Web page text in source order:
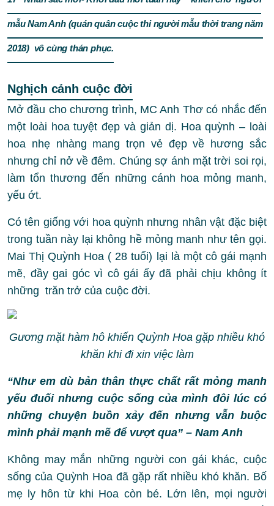
mẫu Nam Anh (quán quân cuộc thi người mẫu thời trang năm
2018) vô cùng thán phục.
Nghịch cảnh cuộc đời
Mở đầu cho chương trình, MC Anh Thơ có nhắc đến
một loài hoa tuyệt đẹp và giản dị. Hoa quỳnh – loài
hoa nhẹ nhàng mang trọn vẻ đẹp về hương sắc
nhưng chỉ nở về đêm. Chúng sợ ánh mặt trời soi rọi,
làm tổn thương đến những cánh hoa mỏng manh,
yếu ớt.
Có tên giống với hoa quỳnh nhưng nhân vật đặc biệt
trong tuần này lại không hề mỏng manh như tên gọi.
Mai Thị Quỳnh Hoa ( 28 tuổi) lại là một cô gái mạnh
mẽ, đầy gai góc vì cô gái ấy đã phải chịu không ít
những trăn trở của cuộc đời.
Gương mặt hàm hô khiến Quỳnh Hoa gặp nhiều khó
khăn khi đi xin việc làm
“Như em dù bản thân thực chất rất mỏng manh
yếu đuối nhưng cuộc sống của mình đôi lúc có
những chuyện buồn xảy đến nhưng vẫn buộc
mình phải mạnh mẽ để vượt qua” – Nam Anh
Không may mắn những người con gái khác, cuộc
sống của Quỳnh Hoa đã gặp rất nhiều khó khăn. Bố
mẹ ly hôn từ khi Hoa còn bé. Lớn lên, mọi người